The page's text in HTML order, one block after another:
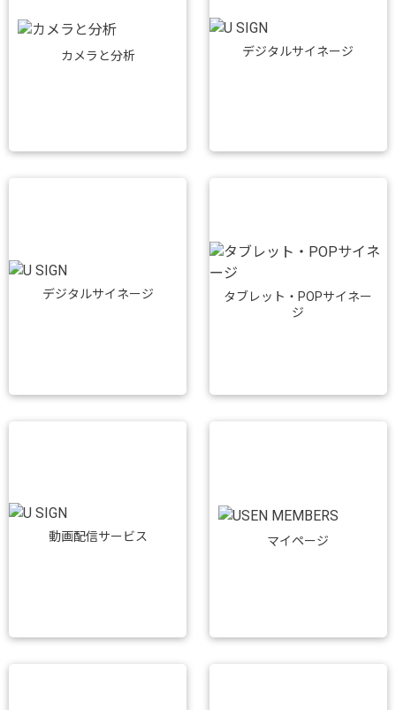
カメラと分析 デジタルサイネージ
デジタルサイネージ
タブレット・POPサイネー
ジ
動画配信サービス マイページ